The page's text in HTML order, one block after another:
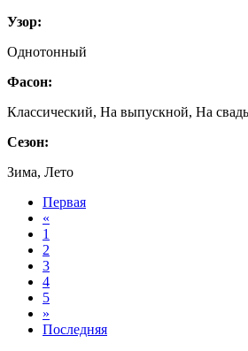
Узор:
Однотонный
Фасон:
Классический, На выпускной, На
Сезон:
Зима, Лето
Первая
«
1
2
3
4
5
»
Последняя